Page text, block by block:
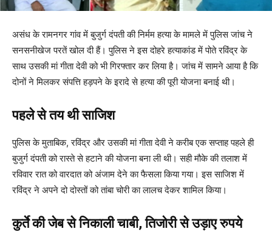
असंध के रामनगर गांव में बुजुर्ग दंपती की निर्मम हत्या के मामले में पुलिस जांच ने
सनसनीखेज परतें खोल दी हैं। पुलिस ने इस दोहरे हत्याकांड में पोते रविंद्र के
साथ उसकी मां गीता देवी को भी गिरफ्तार कर लिया है। जांच में सामने आया है कि
दोनों ने मिलकर संपत्ति हड़पने के इरादे से हत्या की पूरी योजना बनाई थी।
पहले से तय थी साजिश
पुलिस के मुताबिक, रविंद्र और उसकी मां गीता देवी ने करीब एक सप्ताह पहले ही
बुजुर्ग दंपती को रास्ते से हटाने की योजना बना ली थी। सही मौके की तलाश में
रविवार रात को वारदात को अंजाम देने का फैसला किया गया। इस साजिश में
रविंद्र ने अपने दो दोस्तों को तांबा चोरी का लालच देकर शामिल किया।
कुर्ते की जेब से निकाली चाबी, तिजोरी से उड़ाए रुपये